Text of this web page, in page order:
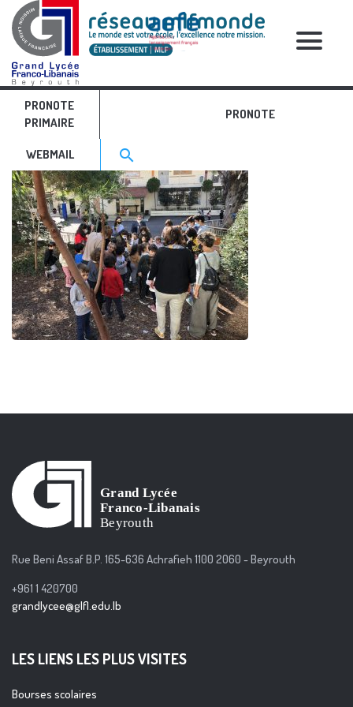
PRONOTE
PRIMAIRE
PRONOTE
WEBMAIL Search for:>
search
RELATIVE POSTS
IMG_4460
Rue Beni Assaf B.P. 165-636 Achrafieh 1100 2060 - Beyrouth
+961 1 420700
grandlycee@glfl.edu.lb
LES LIENS LES PLUS VISITES
Bourses scolaires